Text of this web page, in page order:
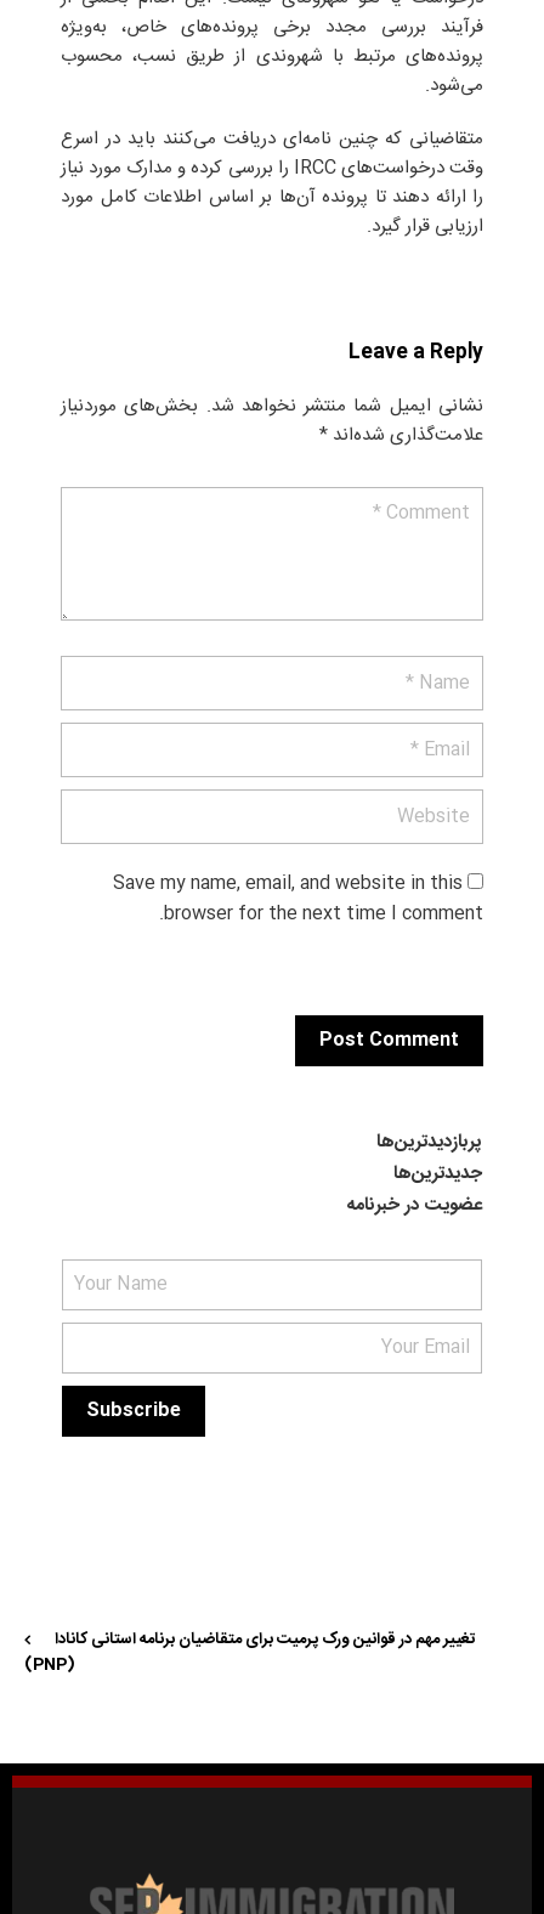
فرآیند بررسی مجدد برخی پرونده‌های خاص، به‌ویژه
پرونده‌های مرتبط با شهروندی از طریق نسب، محسوب
می‌شود.
متقاضیانی که چنین نامه‌ای دریافت می‌کنند باید در اسرع
وقت درخواست‌های IRCC را بررسی کرده و مدارک مورد نیاز
را ارائه دهند تا پرونده آن‌ها بر اساس اطلاعات کامل مورد
ارزیابی قرار گیرد.
Leave a Reply
نشانی ایمیل شما منتشر نخواهد شد. بخش‌های موردنیاز
علامت‌گذاری شده‌اند *
Save my name, email, and website in this
browser for the next time I comment.
پربازدیدترین‌ها
جدیدترین‌ها
عضویت در خبرنامه
تغییر مهم در قوانین ورک پرمیت برای متقاضیان برنامه استانی کانادا
(PNP)